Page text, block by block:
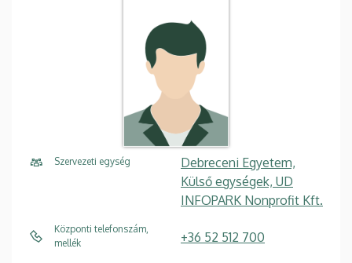
Szervezeti egység
Debreceni Egyetem,
Külső egységek, UD
INFOPARK Nonprofit Kft.
Központi telefonszám,
mellék
+36 52 512 700